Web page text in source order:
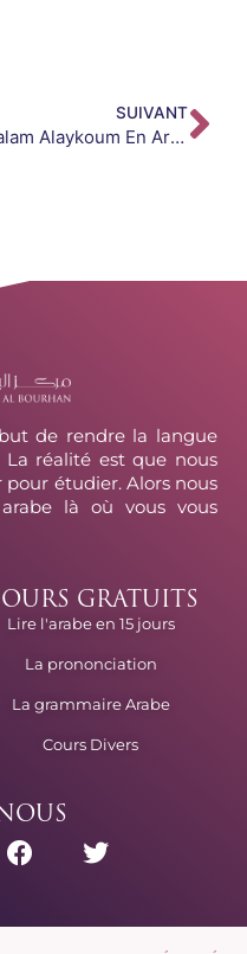
SUIVANT
Salam Alaykoum En Arabe : Écriture, Signification Et Réponse Correcte
de rendre la langue
La réalité est que nous
pour étudier. Alors nous
là où vous vous
GRATUITS
Lire l'arabe en 15 jours
La prononciation
La grammaire Arabe
Cours Divers